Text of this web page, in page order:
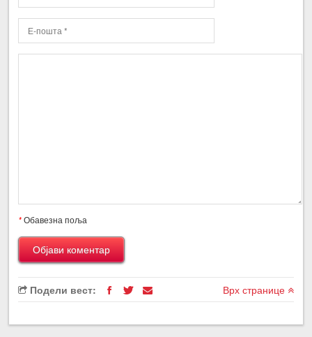
*Обавезна поља
Подели вест: Врх странице